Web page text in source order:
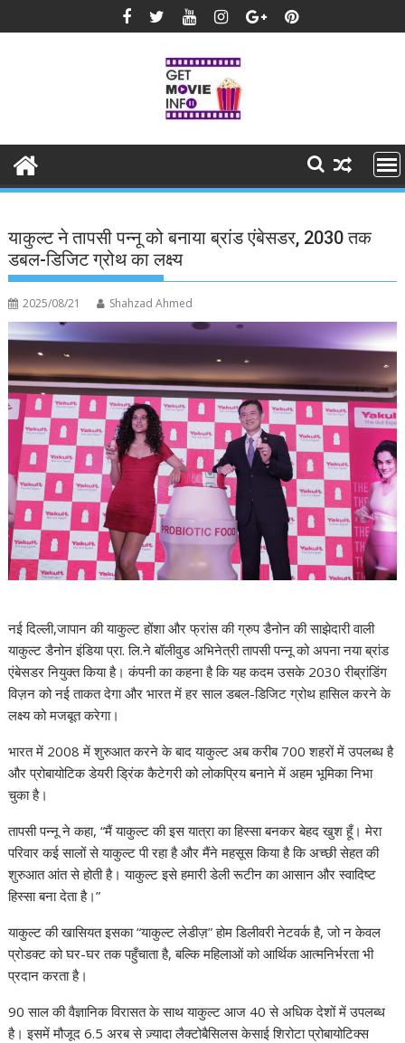
to
याकुल्ट ने तापसी पन्नू को बनाया ब्रांड एंबेसडर, 2030 तक
डबल-डिजिट ग्रोथ का लक्ष्य
2025/08/21 Shahzad Ahmed
नई दिल्ली,जापान की याकुल्ट होंशा और फ्रांस की ग्रुप डैनोन की साझेदारी वाली
याकुल्ट डैनोन इंडिया प्रा. लि.ने बॉलीवुड अभिनेत्री तापसी पन्नू को अपना नया ब्रांड
एंबेसडर नियुक्त किया है। कंपनी का कहना है कि यह कदम उसके 2030 रीब्रांडिंग
विज़न को नई ताकत देगा और भारत में हर साल डबल-डिजिट ग्रोथ हासिल करने के
लक्ष्य को मजबूत करेगा।
भारत में 2008 में शुरुआत करने के बाद याकुल्ट अब करीब 700 शहरों में उपलब्ध है
और प्रोबायोटिक डेयरी ड्रिंक कैटेगरी को लोकप्रिय बनाने में अहम भूमिका निभा
चुका है।
तापसी पन्नू ने कहा, “मैं याकुल्ट की इस यात्रा का हिस्सा बनकर बेहद खुश हूँ। मेरा
परिवार कई सालों से याकुल्ट पी रहा है और मैंने महसूस किया है कि अच्छी सेहत की
शुरुआत आंत से होती है। याकुल्ट इसे हमारी डेली रूटीन का आसान और स्वादिष्ट
हिस्सा बना देता है।”
याकुल्ट की खासियत इसका “याकुल्ट लेडीज़” होम डिलीवरी नेटवर्क है, जो न केवल
प्रोडक्ट को घर-घर तक पहुँचाता है, बल्कि महिलाओं को आर्थिक आत्मनिर्भरता भी
प्रदान करता है।
90 साल की वैज्ञानिक विरासत के साथ याकुल्ट आज 40 से अधिक देशों में उपलब्ध
है। इसमें मौजूद 6.5 अरब से ज़्यादा लैक्टोबैसिलस केसाई शिरोटा प्रोबायोटिक्स